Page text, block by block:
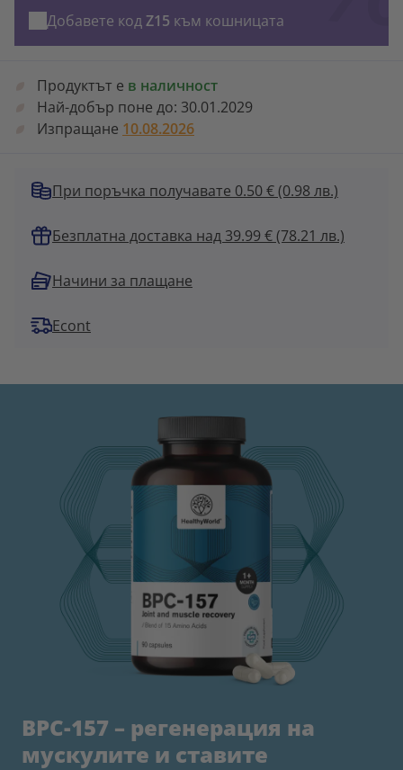
Добавете кодZ15 към кошницата
Продуктът е в наличност
Най-добър поне до: 30.01.2029
Изпращане 10.08.2026
При поръчка получавате 0.50 €(0.98 лв.)
Безплатна доставка над 39.99 € (78.21 лв.)
Начини за плащане
Econt
BPC-157 – регенерация на
мускулите и ставите